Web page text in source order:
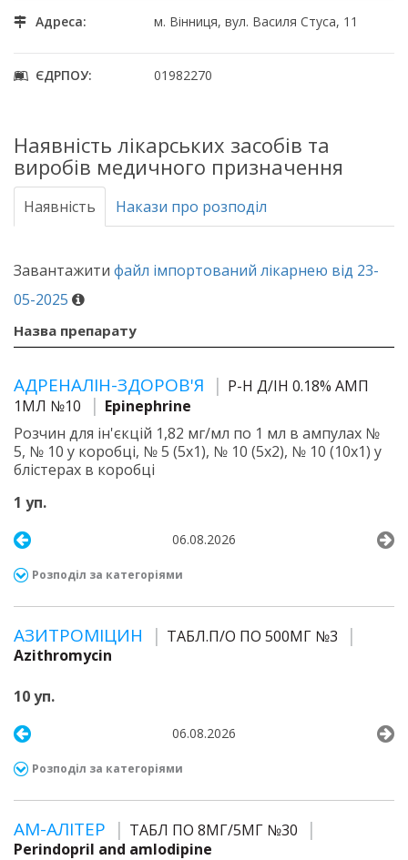
Адреса: м. Вінниця, вул. Василя Стуса, 11
ЄДРПОУ: 01982270
Наявність лікарських засобів та
виробів медичного призначення
Наявність Накази про розподіл
Завантажити файл імпортований лікарнею від 23-
05-2025
Назва препарату
АДРЕНАЛІН-ЗДОРОВ'Я
Р-Н Д/ІН 0.18% АМП
1МЛ №10
Epinephrine
Розчин для ін'єкцій 1,82 мг/мл по 1 мл в ампулах №
5, № 10 у коробці, № 5 (5х1), № 10 (5х2), № 10 (10х1) у
блістерах в коробці
1 уп.
06.08.2026
Розподіл за категоріями
АЗИТРОМІЦИН
ТАБЛ.П/О ПО 500МГ №3
Azithromycin
10 уп.
06.08.2026
Розподіл за категоріями
АМ-АЛІТЕР
ТАБЛ ПО 8МГ/5МГ №30
Perindopril and amlodipine